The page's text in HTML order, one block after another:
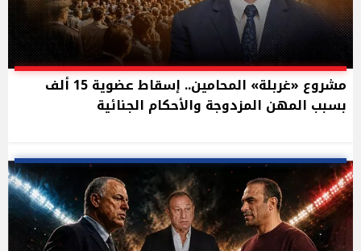
مشروع «غربلة» المحامين.. إسقاط عضوية 15 ألف
بسبب المهن المزدوجة والأحكام الجنائية